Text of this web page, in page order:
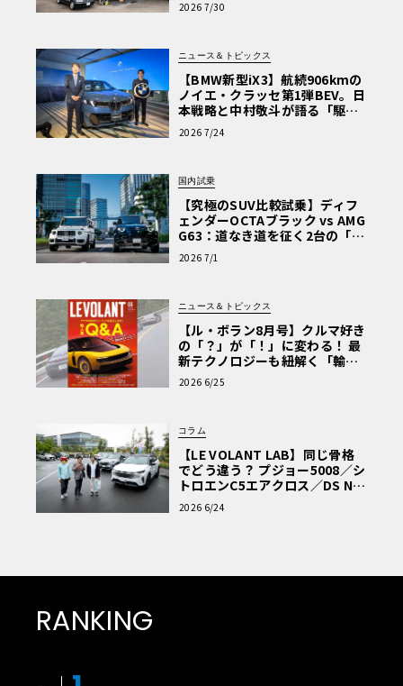
を選ぶ理由〈PR〉
2026 7/30
ニュース＆トピックス
【BMW新型iX3】航続906kmの
ノイエ・クラッセ第1弾BEV。日
本戦略と中村敬斗が語る「駆け
ぬける歓び」
2026 7/24
国内試乗
【究極のSUV比較試乗】ディフ
ェンダーOCTAブラック vs AMG
G63：道なき道を征く2台の「対
極的アプローチ」
2026 7/1
ニュース＆トピックス
【ル・ボラン8月号】クルマ好き
の「？」が「！」に変わる！ 最
新テクノロジーも紐解く「輸入
車Q&A」
2026 6/25
コラム
【LE VOLANT LAB】同じ骨格
でどう違う？ プジョー5008／シ
トロエンC5エアクロス／DS Nº4
読者一気乗りレポート
2026 6/24
RANKING